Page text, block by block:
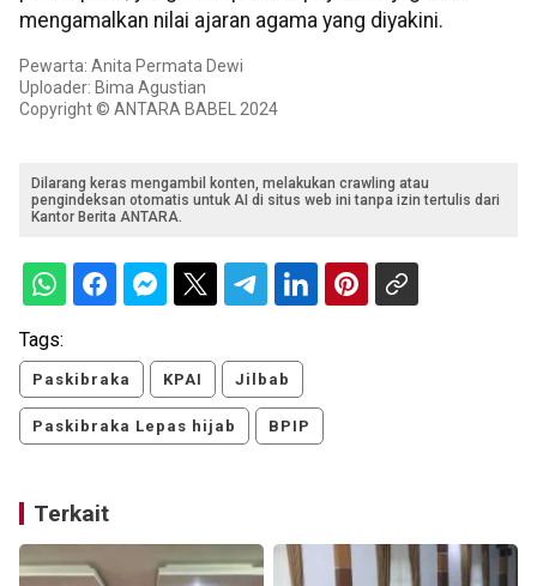
mengamalkan nilai ajaran agama yang diyakini.
Pewarta: Anita Permata Dewi
Uploader: Bima Agustian
Copyright © ANTARA BABEL 2024
Dilarang keras mengambil konten, melakukan crawling atau
pengindeksan otomatis untuk AI di situs web ini tanpa izin tertulis dari
Kantor Berita ANTARA.
Tags:
Paskibraka KPAI Jilbab
Paskibraka Lepas hijab BPIP
Terkait